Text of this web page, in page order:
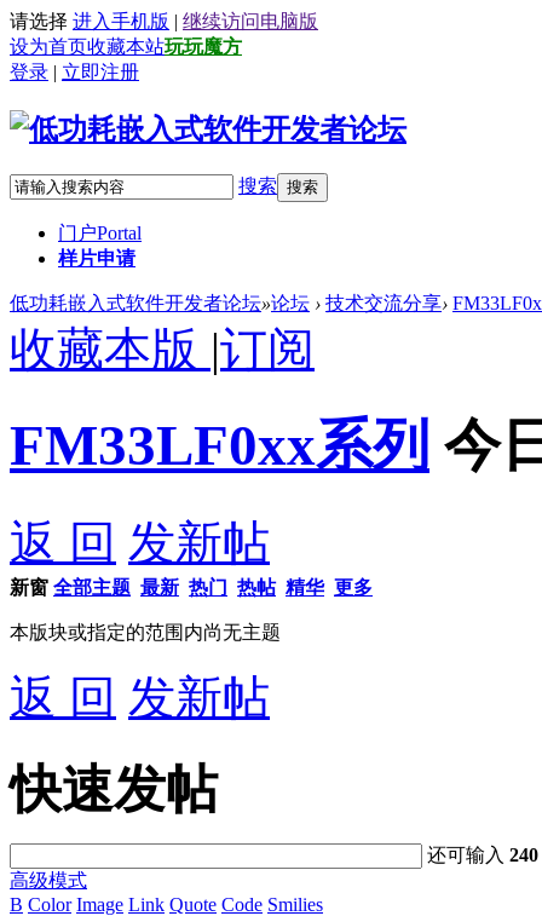
请选择 进入手机版 | 继续访问电脑版
设为首页收藏本站玩玩魔方
登录 | 立即注册
搜索 搜索
门户Portal
样片申请
低功耗嵌入式软件开发者论坛»论坛 › 技术交流分享›
收藏本版 |订阅
FM33LF0xx系列 今
返 回 发新帖
新窗 全部主题 最新 热门 热帖 精华 更多
本版块或指定的范围内尚无主题
返 回 发新帖
快速发帖
还可输入240
高级模式
B Color Image Link Quote Code Smilies